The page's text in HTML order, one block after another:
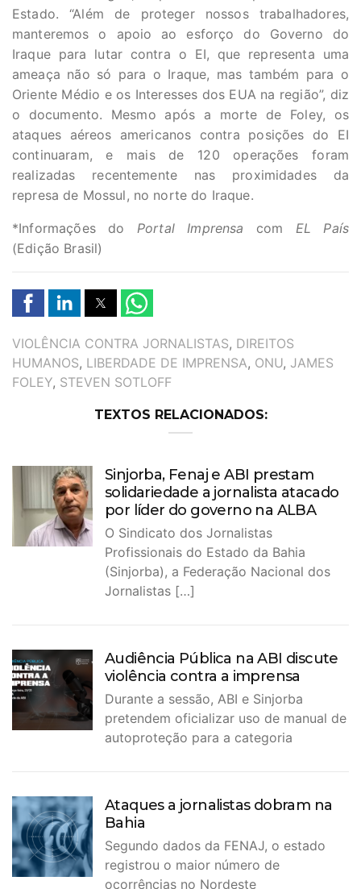
Estado. “Além de proteger nossos trabalhadores,
manteremos o apoio ao esforço do Governo do
Iraque para lutar contra o EI, que representa uma
ameaça não só para o Iraque, mas também para o
Oriente Médio e os Interesses dos EUA na região”, diz
o documento. Mesmo após a morte de Foley, os
ataques aéreos americanos contra posições do EI
continuaram, e mais de 120 operações foram
realizadas recentemente nas proximidades da
represa de Mossul, no norte do Iraque.
*Informações do Portal Imprensa com EL País
(Edição Brasil)
TAGS
VIOLÊNCIA CONTRA JORNALISTAS, DIREITOS
HUMANOS, LIBERDADE DE IMPRENSA, ONU, JAMES
FOLEY, STEVEN SOTLOFF
TEXTOS RELACIONADOS:
Sinjorba, Fenaj e ABI prestam
solidariedade a jornalista atacado
por líder do governo na ALBA
O Sindicato dos Jornalistas
Profissionais do Estado da Bahia
(Sinjorba), a Federação Nacional dos
Jornalistas […]
Audiência Pública na ABI discute
violência contra a imprensa
Durante a sessão, ABI e Sinjorba
pretendem oficializar uso de manual de
autoproteção para a categoria
Ataques a jornalistas dobram na
Bahia
Segundo dados da FENAJ, o estado
registrou o maior número de
ocorrências no Nordeste